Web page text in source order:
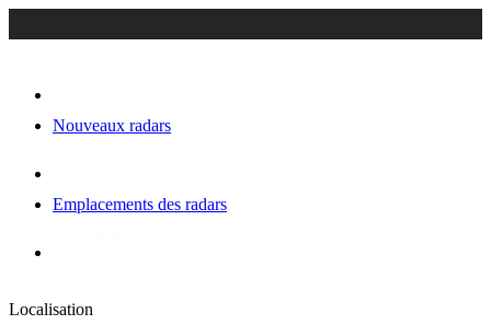
Nouveaux radars
Emplacements des radars
Localisation